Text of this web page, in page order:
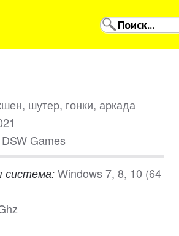
шутер, гонки, аркада
DSW Games
система: Windows 7, 8, 10 (64